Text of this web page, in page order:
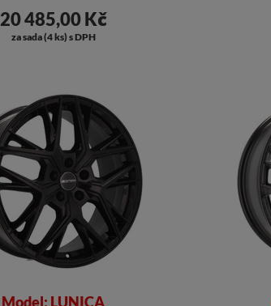
20 485,00 Kč
za sada (4 ks) s DPH
Model: LUNICA